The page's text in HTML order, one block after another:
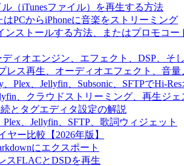
（iTunesファイル）を再生する方法
PCからiPhoneに音楽をストリーミング
ンストールする方法、またはプロモコ
ディオエンジン、エフェクト、DSP、そ
レス再生、オーディオエフェクト、音
Plex、Jellyfin、Subsonic、SFTPでHi-
、クラウドストリーミング、再生ジェ
とタグエディタ設定の解説
Plex、Jellyfin、SFTP、歌詞ウィジェット
ヤー比較【2026年版】
にエクスポート
スFLACとDSDを再生